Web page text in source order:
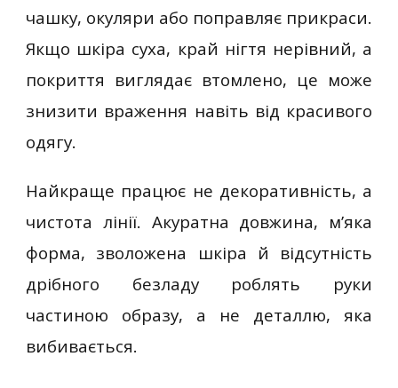
чашку, окуляри або поправляє прикраси.
Якщо шкіра суха, край нігтя нерівний, а
покриття виглядає втомлено, це може
знизити враження навіть від красивого
одягу.
Найкраще працює не декоративність, а
чистота лінії. Акуратна довжина, м’яка
форма, зволожена шкіра й відсутність
дрібного безладу роблять руки
частиною образу, а не деталлю, яка
вибивається.